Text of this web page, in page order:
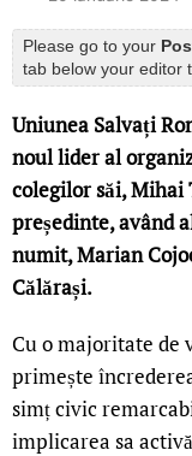
Please go to your
tab below your editor
Uniunea Salvați
noul lider al
colegilor săi, Mihai
președinte, având
numit, Marian
Călărași.
Cu o majoritate de
primește
simț civic
implicarea sa